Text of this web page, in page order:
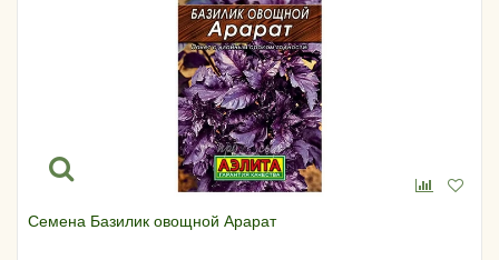
Семена Базилик овощной Арарат